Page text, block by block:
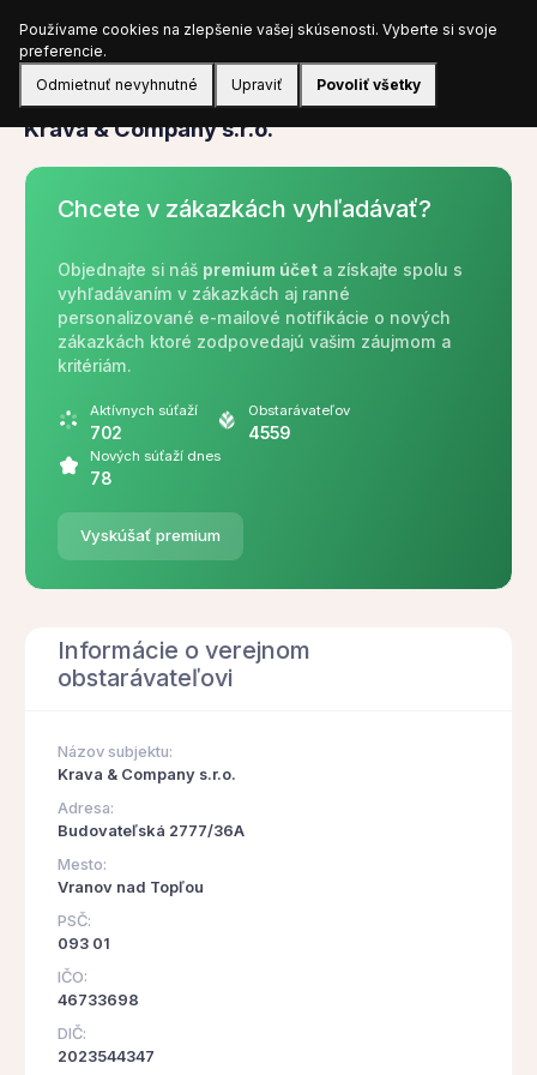
Prihlásiť sa
Verejný obstarávateľ
Krava & Company s.r.o.
Chcete v zákazkách vyhľadávať?
Objednajte si náš premium účet a získajte spolu s
vyhľadávaním v zákazkách aj ranné
personalizované e-mailové notifikácie o nových
zákazkách ktoré zodpovedajú vašim záujmom a
kritériám.
Aktívnych súťaží
702
Obstarávateľov
4559
Nových súťaží dnes
78
Vyskúšať premium
Informácie o verejnom
obstarávateľovi
Názov subjektu:
Krava & Company s.r.o.
Adresa:
Budovateľská 2777/36A
Mesto:
Vranov nad Topľou
PSČ:
093 01
IČO:
46733698
DIČ:
2023544347
Používame cookies na zlepšenie vašej skúsenosti. Vyberte si svoje
preferencie.
Odmietnuť nevyhnutné
Upraviť Povoliť všetky